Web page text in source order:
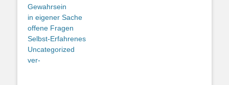
Gewahrsein
in eigener Sache
offene Fragen
Selbst-Erfahrenes
Uncategorized
ver-